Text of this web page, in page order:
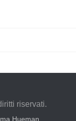
riservati.
Hueman